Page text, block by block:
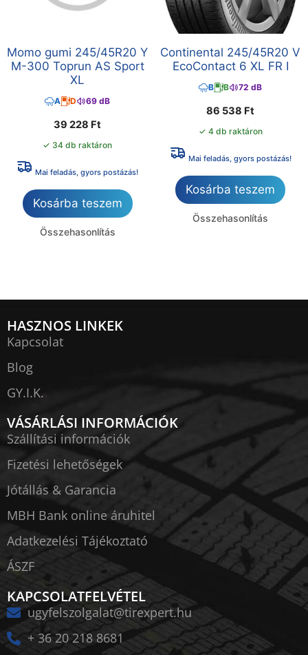
Momo gumi 245/45R20 Y
M-300 Toprun AS Sport
XL
A D 69 dB
39 228 Ft
✓ 34 db raktáron
Mai feladás, gyors postázás!
Kosárba teszem
Összehasonlítás
Continental 245/45R20 V
EcoContact 6 XL FR I
B B 72 dB
86 538 Ft
✓ 4 db raktáron
Mai feladás, gyors postázás!
Kosárba teszem
Összehasonlítás
HASZNOS LINKEK
Kapcsolat
Blog
GY.I.K.
VÁSÁRLÁSI INFORMÁCIÓK
Szállítási információk
Fizetési lehetőségek
Jótállás & Garancia
MBH Bank online áruhitel
Adatkezelési Tájékoztató
ÁSZF
KAPCSOLATFELVÉTEL
ugyfelszolgalat@tirexpert.hu
+ 36 20 218 8681